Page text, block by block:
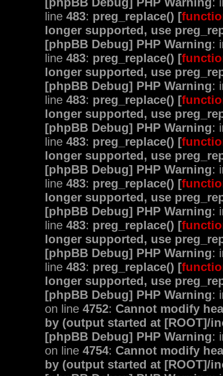
line 483: preg_replace() [
longer supported, use
[phpBB Debug] PHP Warning:
line 483: preg_replace() [
longer supported, use
[phpBB Debug] PHP Warning:
line 483: preg_replace() [
longer supported, use
[phpBB Debug] PHP Warning:
line 483: preg_replace() [
longer supported, use
[phpBB Debug] PHP Warning:
line 483: preg_replace() [
longer supported, use
[phpBB Debug] PHP Warning:
line 483: preg_replace() [
longer supported, use
[phpBB Debug] PHP Warning:
line 483: preg_replace() [
longer supported, use
[phpBB Debug] PHP Warning:
on line 4752: Cannot modify
by (output started at [ROOT]/
[phpBB Debug] PHP Warning:
on line 4754: Cannot modify
by (output started at [ROOT]/